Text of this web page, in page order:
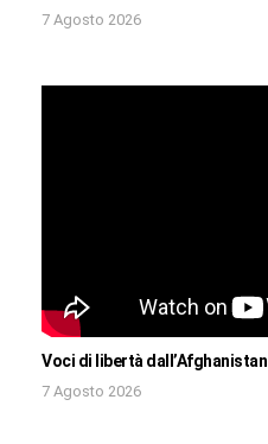
7 Agosto 2026
Voci di libertà dall’Afghanistan
7 Agosto 2026